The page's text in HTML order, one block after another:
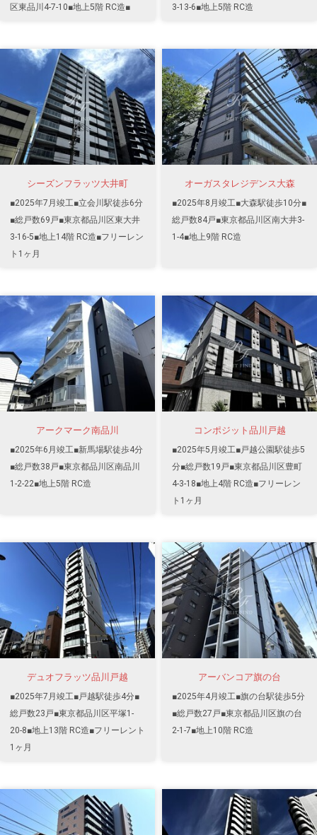
区東品川4-7-10■地上5階 RC造■ 3-13-6■地上5階 RC造
シーズンフラッツ大井町
■2025年7月竣工■立会川駅徒歩6分
■総戸数69戸■東京都品川区東大井
3-16-5■地上14階 RC造■フリーレン
ト1ヶ月
オーガスタレジデンス大森
■2025年8月竣工■大森駅徒歩10分■
総戸数84戸■東京都品川区南大井3-
1-4■地上9階 RC造
アークマーク南品川
■2025年6月竣工■新馬場駅徒歩4分
■総戸数38戸■東京都品川区南品川
1-2-22■地上5階 RC造
コンポジット品川戸越
■2025年5月竣工■戸越公園駅徒歩5
分■総戸数19戸■東京都品川区豊町
4-3-18■地上4階 RC造■フリーレン
ト1ヶ月
デュオフラッツ品川戸越
■2025年7月竣工■戸越駅徒歩4分■
総戸数23戸■東京都品川区平塚1-
20-8■地上13階 RC造■フリーレント
1ヶ月
アーバンコア旗の台
■2025年4月竣工■旗の台駅徒歩5分
■総戸数27戸■東京都品川区旗の台
2-1-7■地上10階 RC造